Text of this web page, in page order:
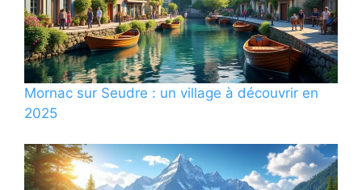
Mornac sur Seudre : un village à découvrir en
2025